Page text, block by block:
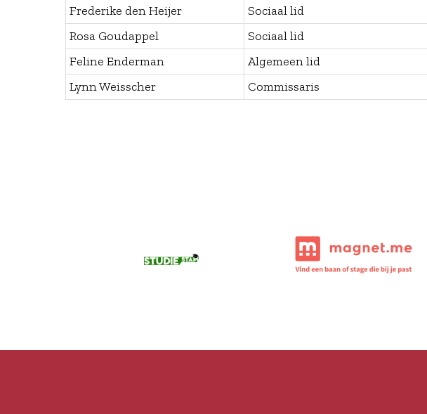
Frederike den Heijer
Sociaal lid
Rosa Goudappel
Sociaal lid
Feline Enderman
Algemeen lid
Lynn Weisscher
Commissaris